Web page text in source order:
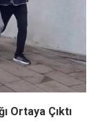
Ortaya Çıktı